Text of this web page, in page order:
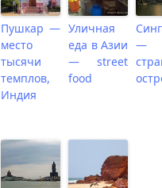
Пушкар —
место
тысячи
темплов,
Индия
Уличная
еда в Азии
— street
food
—